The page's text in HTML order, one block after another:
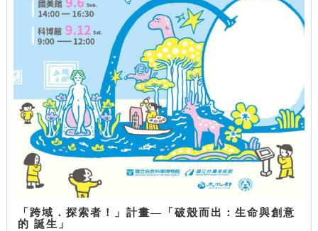
「跨域．探索者！」計畫—「破殼而出：生命與創意
的 誕生」